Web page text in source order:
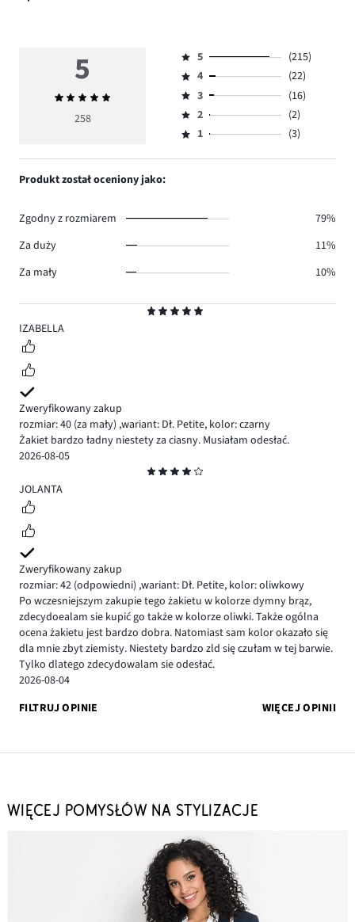
5
IZABELLA
Zweryfikowany zakup
rozmiar: 40 (za mały) ,wariant: Dł. Petite, kolor: czarny
Żakiet bardzo ładny niestety za ciasny. Musiałam odesłać.
2026-08-05
4
JOLANTA
Zweryfikowany zakup
rozmiar: 42 (odpowiedni) ,wariant: Dł. Petite, kolor: oliwkowy
Po wczesniejszym zakupie tego żakietu w kolorze dymny brąz,
zdecydoealam sie kupić go także w kolorze oliwki. Także ogólna
ocena żakietu jest bardzo dobra. Natomiast sam kolor okazało się
dla mnie zbyt ziemisty. Niestety bardzo zld się czułam w tej barwie.
Tylko dlatego zdecydowalam sie odesłać.
2026-08-04
FILTRUJ OPINIE
WIĘCEJ OPINII
5
Średnia
ocena
258
Ocena
5,
ilość
głosów
215.
5
(215)
Ocena
4,
ilość
głosów
4
(22)
Ocena
3,
ilość
3
(16)
Ocena
2,
2
(2)
Ocena
1,
1 (3)
Produkt został oceniony jako:
Zgodny z rozmiarem
79%
Za duży
11%
Za mały
10%
WIĘCEJ POMYSŁÓW NA STYLIZACJE